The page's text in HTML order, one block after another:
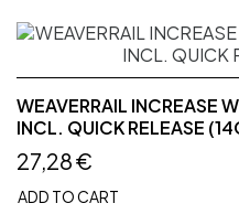
WEAVERRAIL INCREASE
INCL. QUICK RELEASE
27,28 €
ADD TO CART